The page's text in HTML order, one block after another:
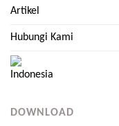
Artikel
Hubungi Kami
DOWNLOAD